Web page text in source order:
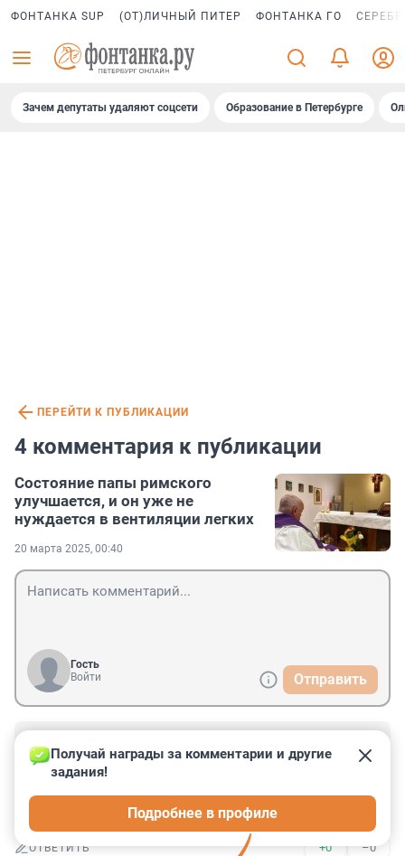
ФОНТАНКА SUP (ОТ)ЛИЧНЫЙ ПИТЕР ФОНТАНКА ГО
Зачем депутаты удаляют соцсети Образование в Петербурге
ПЕРЕЙТИ К ПУБЛИКАЦИИ
4 комментария к публикации
Состояние папы римского
улучшается, и он уже не
нуждается в вентиляции легких
20 марта 2025, 00:40
Гость
Войти
Отправить
20 марта 2025, 19:25
У нас это, свой папо есть! Хошь Питерским, хошь
римским будет! А заплатит еще 3 ляма - Императором
вселеной сделаем! Главное плати.
ОТВЕТИТЬ +0 –0
Получай награды за комментарии и другие
задания!
Подробнее в профиле